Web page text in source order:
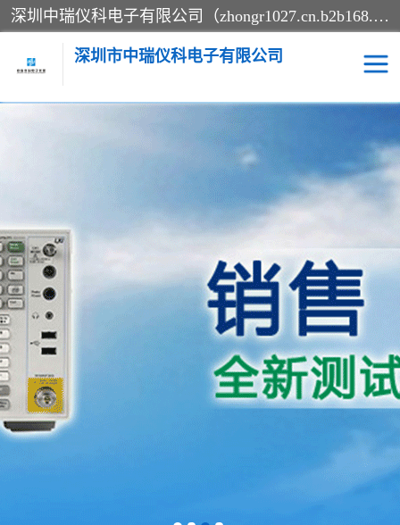
深圳中瑞仪科电子有限公司（zhongr1027.cn.b2b168.com）主要从事回收二手仪器，工厂仪器，回收示波器，KeysightE4980A，FLUKE754，MT8852B，IFR3920，Agilent N4010A，MT8852B等业务，全国统一热线：13570873835。深圳中瑞仪科电子有限公司整批或单出，专业评估高价回收工厂闲置仪器。
深圳市中瑞仪科电子有限公司
测试仪
信号发生器
电阻-功率计 频谱分析仪
万用表 综合测试仪
蓝牙测试仪 网络分析仪
过程校验仪 电桥测试仪
泰克示波器
函数信号发生器